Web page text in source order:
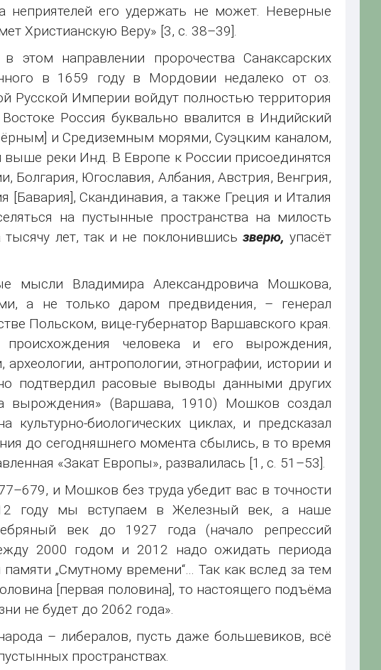
неприятелей его удержать не может. Неверные
Христианскую Веру» [3, c. 38–39].
направлении пророчества Санаксарских
в 1659 году в Мордовии недалеко от оз.
Русской Империи войдут полностью территория
Россия буквально ввалится в Индийский
и Средиземным морями, Суэцким каналом,
реки Инд. В Европе к России присоединятся
Болгария, Югославия, Албания, Австрия, Венгрия,
[Бавария], Скандинавия, а также Греция и Италия
на пустынные пространства на милость
лет, так и не поклонившись зверю, упасёт
мысли Владимира Александровича Мошкова,
а не только даром предвидения, – генерал
Польском, вице-губернатор Варшавского края.
человека и его вырождения,
антропологии, этнографии, истории и
подтвердил расовые выводы данными других
вырождения» (Варшава, 1910) Мошков создал
биологических циклах, и предсказал
до сегодняшнего момента сбылись, в то время
«Закат Европы», развалилась [1, c. 51–53].
и Мошков без труда убедит вас в точности
году мы вступаем в Железный век, а наше
век до 1927 года (начало репрессий
2000 годом и 2012 надо ожидать периода
„Смутному времени“… Так как вслед за тем
[первая половина], то настоящего подъёма
не будет до 2062 года».
– либералов, пусть даже большевиков, всё
пространствах.